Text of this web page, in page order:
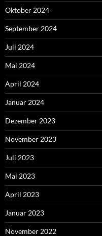
Oktober 2024
September 2024
Juli 2024
Mai 2024
April 2024
Januar 2024
Dezember 2023
November 2023
Juli 2023
Mai 2023
April 2023
Januar 2023
November 2022